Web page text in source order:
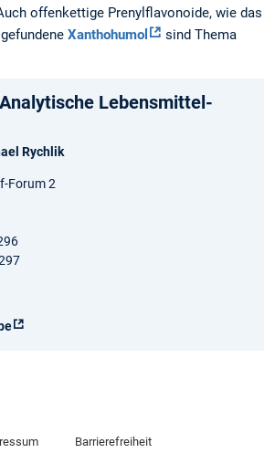
offenkettige Prenylflavonoide, wie das
Xanthohumol
sind Thema
Lebensmittel-
Rychlik
Forum 2
Barrierefreiheit